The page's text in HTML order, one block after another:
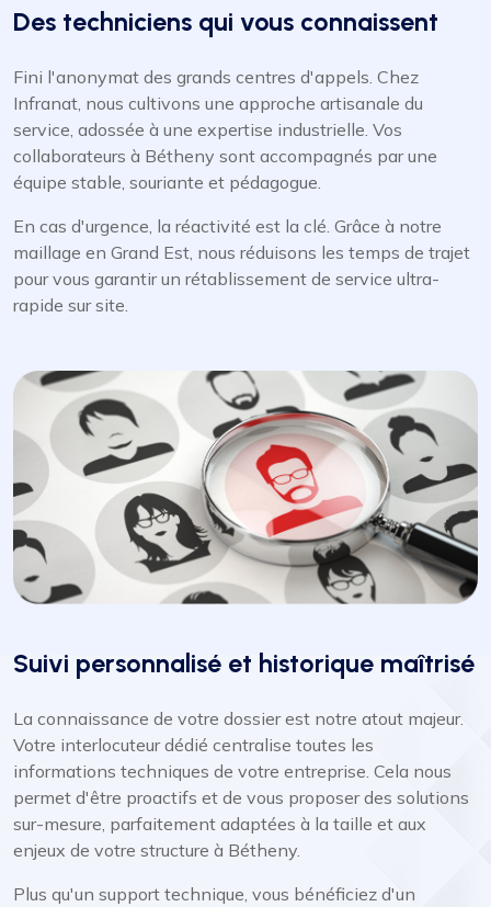
Des techniciens qui vous connaissent
Fini l'anonymat des grands centres d'appels. Chez
Infranat, nous cultivons une approche artisanale du
service, adossée à une expertise industrielle. Vos
collaborateurs à Bétheny sont accompagnés par une
équipe stable, souriante et pédagogue.
En cas d'urgence, la réactivité est la clé. Grâce à notre
maillage en Grand Est, nous réduisons les temps de trajet
pour vous garantir un rétablissement de service ultra-
rapide sur site.
Suivi personnalisé et historique maîtrisé
La connaissance de votre dossier est notre atout majeur.
Votre interlocuteur dédié centralise toutes les
informations techniques de votre entreprise. Cela nous
permet d'être proactifs et de vous proposer des solutions
sur-mesure, parfaitement adaptées à la taille et aux
enjeux de votre structure à Bétheny.
Plus qu'un support technique, vous bénéficiez d'un